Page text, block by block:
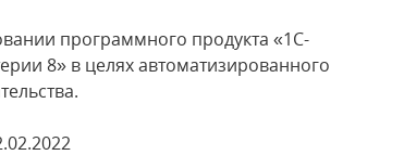
8».
программного продукта «1С-
8» в целях автоматизированного
законодательства.
02.02.2022